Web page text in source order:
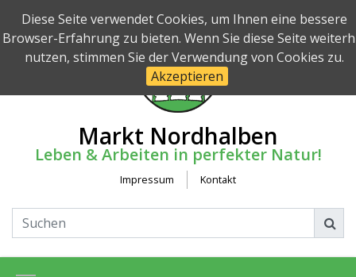
Diese Seite verwendet Cookies, um Ihnen eine bessere
Browser-Erfahrung zu bieten. Wenn Sie diese Seite
nutzen, stimmen Sie der Verwendung von Cookies zu.
Akzeptieren
Markt Nordhalben
Leben & Arbeiten in perfekter Natur!
Impressum Kontakt